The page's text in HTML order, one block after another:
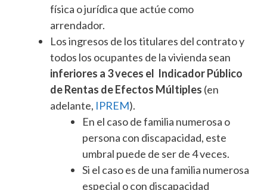
física o jurídica que actúe como
arrendador.
Los ingresos de los titulares del contrato y
todos los ocupantes de la vivienda sean
inferiores a 3 veces el Indicador Público
de Rentas de Efectos Múltiples (en
adelante, IPREM).
En el caso de familia numerosa o
persona con discapacidad, este
umbral puede de ser de 4 veces.
Si el caso es de una familia numerosa
especial o con discapacidad